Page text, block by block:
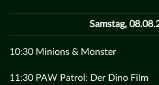
Samstag,
10:30 Minions & Monster
11:30 PAW Patrol: Der Dino Film